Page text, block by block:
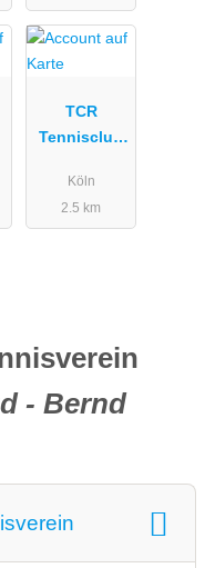
TCR
Tennisclub
n
Köln
2.5 km
- Bernd